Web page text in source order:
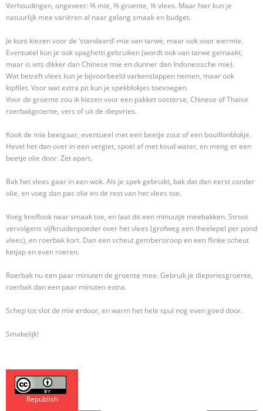
Verhoudingen, ongeveer: ⅖ mie, ⅖ groente, ⅕ vlees. Maar hier kun je
natuurlijk mee variëren al naar gelang smaak en budget.
Je kunt kiezen voor de ‘standaard’-mie van tarwe, maar ook voor eiermie.
Eventueel kun je ook spaghetti gebruiken (wordt ook van tarwe gemaakt,
maar is iets dikker dan Chinese mie en dunner dan Indonesische mie).
Wat betreft vlees kun je bijvoorbeeld varkenslappen nemen, maar ook
kipfilet. Voor wat extra pit kun je spekblokjes toevoegen.
Voor de groente zou ik kiezen voor een pakket oosterse, Chinese of Thaise
roerbakgroente, vers of uit de diepvries.
Kook de mie beetgaar, eventueel met een beetje zout of een bouillonblokje.
Hevel het dan over in een vergiet, spoel af met koud water, en meng er een
beetje olie door. Zet apart.
Bak het vlees gaar in een wok. Als je spek gebruikt, bak dat dan eerst zonder
olie, en voeg dan pas olie en de rest van het vlees toe.
Voeg knoflook naar smaak toe, en laat dit een minuutje meebakken. Strooi
vervolgens vijfkruidenpoeder over het vlees (grofweg een theelepel per pond
vlees), en roerbak kort. Dan een scheut gembersiroop en een flinke scheut
ketjap en even roeren.
Roerbak nu een paar minuten de groente mee. Gebruik je diepvriesgroente,
roerbak dan een paar minuten extra.
Schep tot slot de mie erdoor, en warm het hele spul nog even goed door.
Smakelijk!
Republish